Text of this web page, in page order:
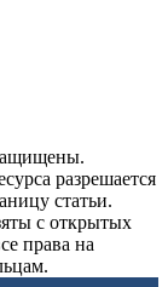
разрешается
статьи.
с открытых
права на